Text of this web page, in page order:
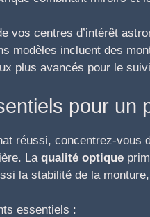
vos centres d’intérêt
modèles incluent des
plus avancés pour le
pour un
réussi, concentrez-vous
La qualité optique
la stabilité de la
essentiels :